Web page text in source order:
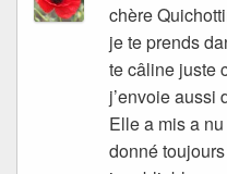
chère
je te prends
te câline juste
j’envoie aussi
Elle a mis a
donné